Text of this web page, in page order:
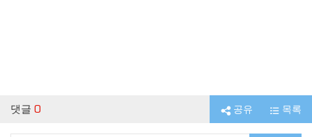
댓글 0 공유 목록